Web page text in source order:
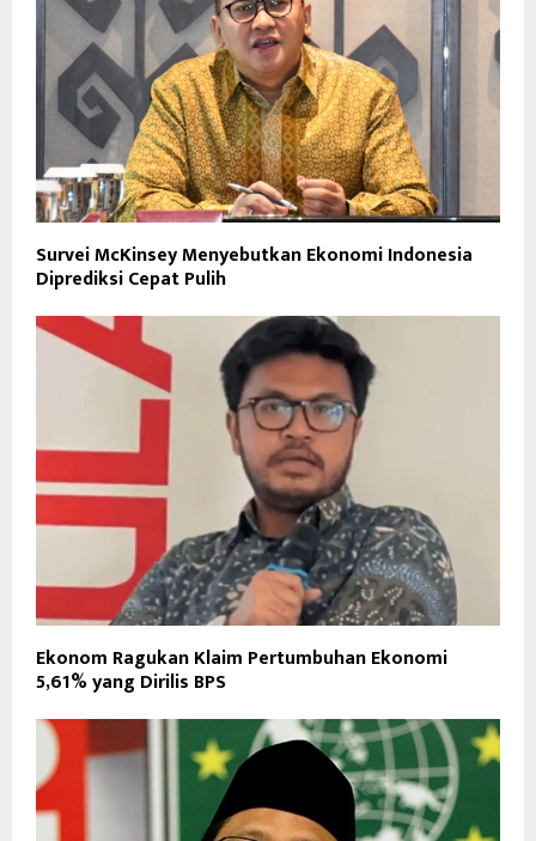
Survei McKinsey Menyebutkan Ekonomi Indonesia
Diprediksi Cepat Pulih
Ekonom Ragukan Klaim Pertumbuhan Ekonomi
5,61% yang Dirilis BPS